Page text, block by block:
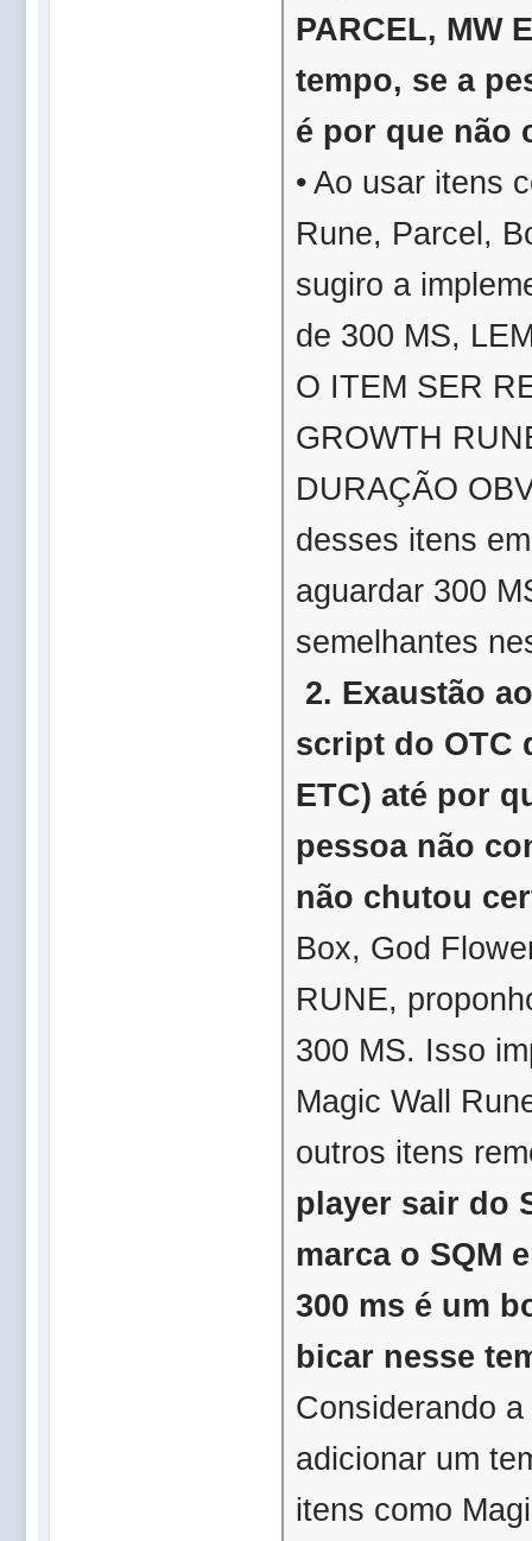
PARCEL, MW
tempo, se a
é por que não
• Ao usar itens
Rune, Parcel,
sugiro a
de 300 MS,
O ITEM SER
GROWTH
DURAÇÃO
desses itens
aguardar 300
semelhantes
2. Exaustão
script do OTC
ETC) até por
pessoa não
não chutou
Box, God
RUNE,
300 MS. Isso
Magic Wall
outros itens
player sair do
marca o SQM
300 ms é um
bicar nesse
Considerando
adicionar um
itens como